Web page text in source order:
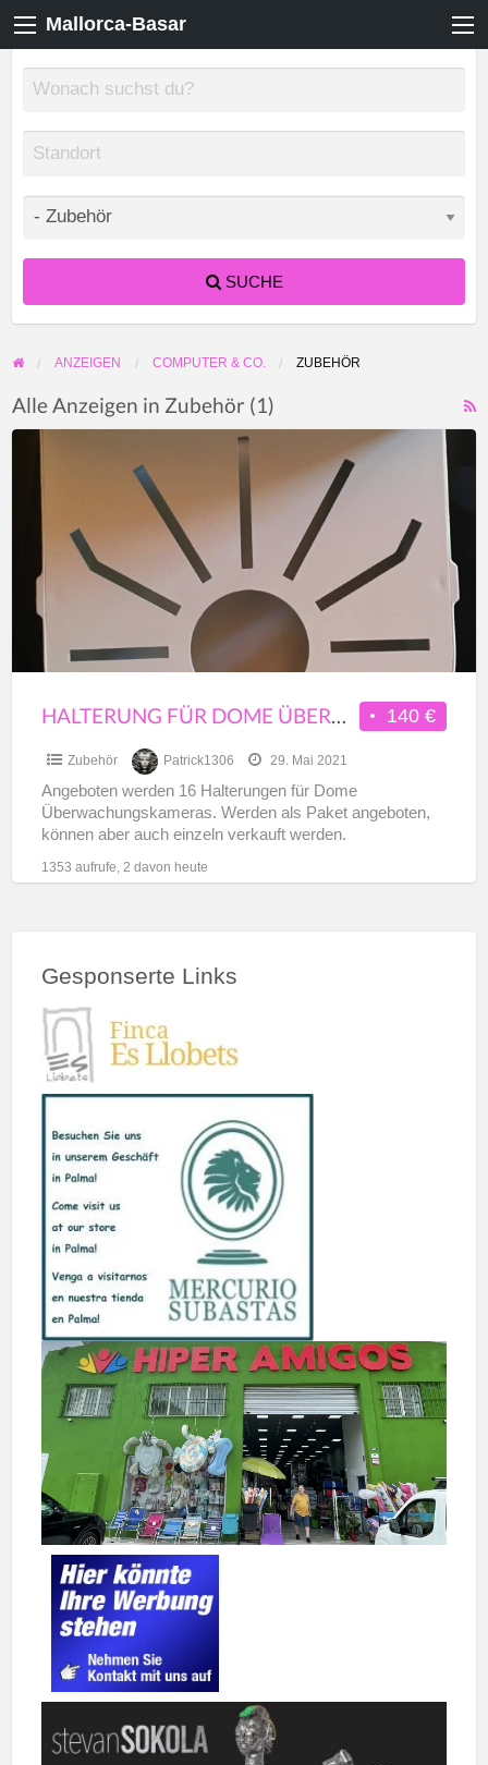
Mallorca-Basar
SUCHE
ANZEIGEN COMPUTER & CO. ZUBEHÖR
Alle Anzeigen in Zubehör (1)
Halterung
Überwachungskamera
140 €
HALTERUNG FÜR DOME ÜBERWACHUNGSKAMERA
Zubehör Patrick1306 29. Mai 2021
Angeboten werden 16 Halterungen für Dome
Überwachungskameras. Werden als Paket angeboten,
können aber auch einzeln verkauft werden.
1353 aufrufe, 2 davon heute
Gesponserte Links